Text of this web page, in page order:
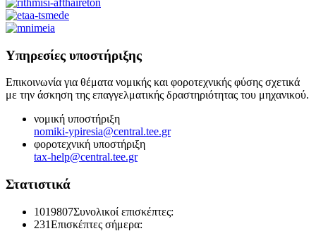
Υπηρεσίες υποστήριξης
Επικοινωνία για θέματα νομικής και φοροτεχνικής φύσης σχετικά
με την άσκηση της επαγγελματικής δραστηριότητας του μηχανικού.
νομική υποστήριξη
nomiki-ypiresia@central.tee.gr
φοροτεχνική υποστήριξη
tax-help@central.tee.gr
Στατιστικά
1019807Συνολικοί επισκέπτες:
231Επισκέπτες σήμερα: